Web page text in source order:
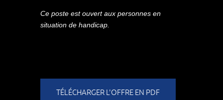
Ce poste est ouvert aux personnes en
situation de handicap.
TÉLÉCHARGER L'OFFRE EN PDF